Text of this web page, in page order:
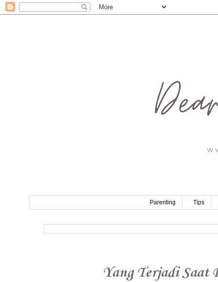
Parenting Tips
Yang Terjadi Saat